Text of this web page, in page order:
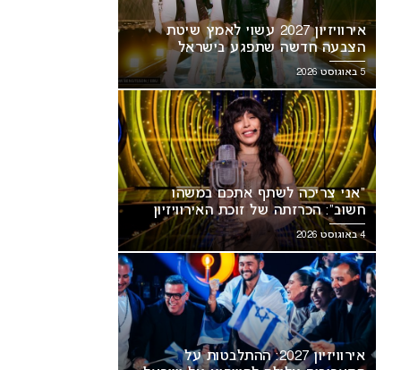
אירוויזיון 2027 עשוי לאמץ שיטת
הצבעה חדשה שתפגע בישראל
5 באוגוסט 2026
“אני צריכה לשתף אתכם במשהו
חשוב”: הכרזתה של זוכת האירוויזיון
מסעירה את הרשת
4 באוגוסט 2026
אירוויזיון 2027: ההתלבטות על